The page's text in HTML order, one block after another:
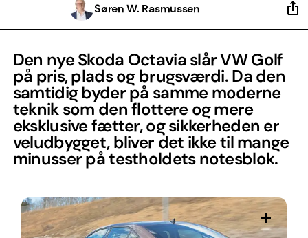
Søren W. Rasmussen
Den nye Skoda Octavia slår VW Golf
på pris, plads og brugsværdi. Da den
samtidig byder på samme moderne
teknik som den flottere og mere
eksklusive fætter, og sikkerheden er
veludbygget, bliver det ikke til mange
minusser på testholdets notesblok.